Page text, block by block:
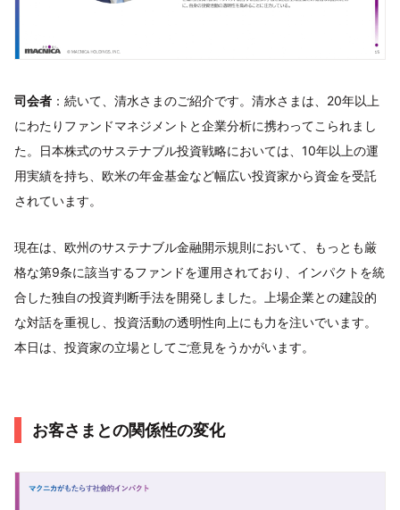
司会者 ：続いて、清水さまのご紹介です。清水さまは、20年以上
にわたりファンドマネジメントと企業分析に携わってこられまし
た。日本株式のサステナブル投資戦略においては、10年以上の運
用実績を持ち、欧米の年金基金など幅広い投資家から資金を受託
されています。
現在は、欧州のサステナブル金融開示規則において、もっとも厳
格な第9条に該当するファンドを運用されており、インパクトを統
合した独自の投資判断手法を開発しました。上場企業との建設的
な対話を重視し、投資活動の透明性向上にも力を注いでいます。
本日は、投資家の立場としてご意見をうかがいます。
お客さまとの関係性の変化